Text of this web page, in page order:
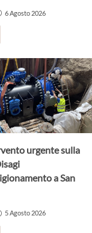
6 Agosto 2026
urgente sulla
a San
5 Agosto 2026